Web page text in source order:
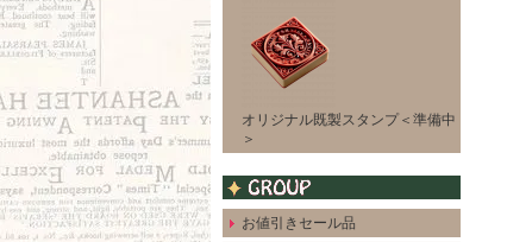
オリジナル既製スタンプ＜準備中
＞
お値引きセール品